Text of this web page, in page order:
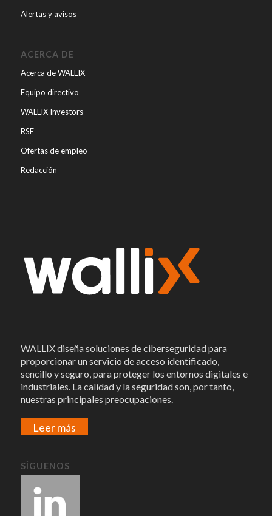
Alertas y avisos
ACERCA DE
Acerca de WALLIX
Equipo directivo
WALLIX Investors
RSE
Ofertas de empleo
Redacción
WALLIX diseña soluciones de ciberseguridad para
proporcionar un servicio de acceso identificado,
sencillo y seguro, para proteger los entornos digitales e
industriales. La calidad y la seguridad son, por tanto,
nuestras principales preocupaciones.
Leer más
SÍGUENOS